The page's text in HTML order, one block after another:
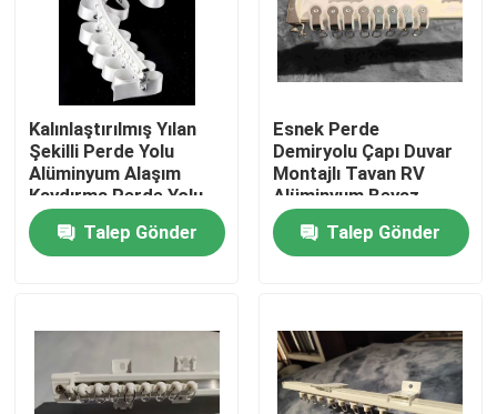
Fabrika turu
Kalite kontrol
Bize Ulaşın
Bir teklif isteği
Kullanılmış Moda Giyim
İlköğretim Çocuk Giyim
Kalınlaştırılmış Yılan
Şekilli Perde Yolu
Alüminyum Alaşım
Kaydırma Perde Yolu
Talep Gönder
Esnek Perde
Demiryolu Çapı Duvar
Montajlı Tavan RV
Alüminyum Beyaz
Talep Gönder